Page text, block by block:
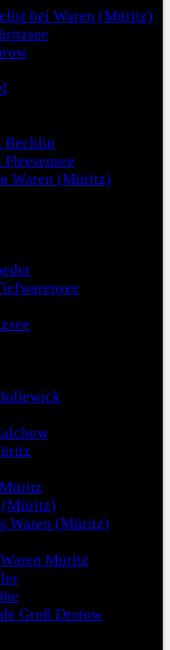
bei Waren (Müritz)
Rechlin
Waren (Müritz)
(Müritz)
Waren (Müritz)
Müritz
Groß Dratow